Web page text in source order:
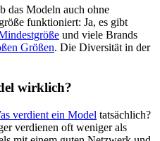
das Modeln auch ohne
funktioniert: Ja, es gibt
und viele Brands
Größen. Die Diversität in der
wirklich?
verdient ein Model tatsächlich?
verdienen oft weniger als